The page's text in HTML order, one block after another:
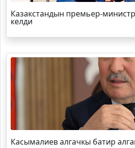
Казакстандын премьер-
келди
Касымалиев алгачкы батир